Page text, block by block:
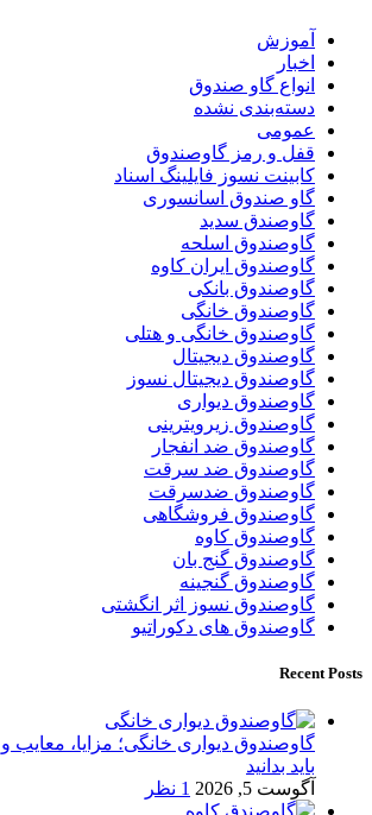
آموزش
اخبار
انواع گاو صندوق
دسته‌بندی نشده
عمومی
قفل و رمز گاوصندوق
کابینت نسوز فایلینگ اسناد
گاو صندوق اسانسوری
گاوصندق سدید
گاوصندوق اسلحه
گاوصندوق ایران کاوه
گاوصندوق بانکی
گاوصندوق خانگی
گاوصندوق خانگی و هتلی
گاوصندوق دیجیتال
گاوصندوق دیجیتال نسوز
گاوصندوق دیواری
گاوصندوق زیرویترینی
گاوصندوق ضد انفجار
گاوصندوق ضد سرقت
گاوصندوق ضدسرقت
گاوصندوق فروشگاهی
گاوصندوق کاوه
گاوصندوق گنج بان
گاوصندوق گنجینه
گاوصندوق نسوز اثر انگشتی
گاوصندوق های دکوراتیو
Recent Posts
گاوصندوق دیواری خانگی؛ مزایا، معایب
باید بدانید
آگوست 5, 2026
1 نظر